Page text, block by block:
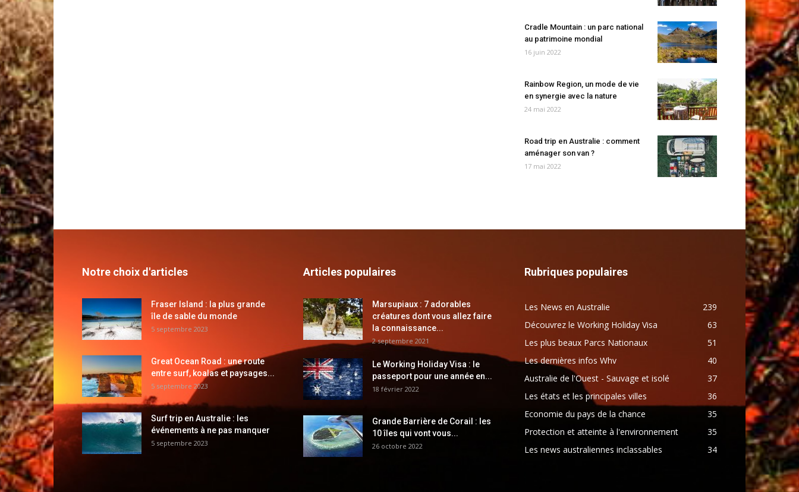
Cradle Mountain : un parc national
au patrimoine mondial
16 juin 2022
Rainbow Region, un mode de vie
en synergie avec la nature
24 mai 2022
Road trip en Australie : comment
aménager son van ?
17 mai 2022
Notre choix d'articles
Fraser Island : la plus grande
île de sable du monde
5 septembre 2023
Great Ocean Road : une route
entre surf, koalas et paysages...
5 septembre 2023
Surf trip en Australie : les
événements à ne pas manquer
5 septembre 2023
Articles populaires
Marsupiaux : 7 adorables
créatures dont vous allez faire
la connaissance...
2 septembre 2021
Le Working Holiday Visa : le
passeport pour une année en...
18 février 2022
Grande Barrière de Corail : les
10 îles qui vont vous...
26 octobre 2022
Rubriques populaires
Les News en Australie
239
Découvrez le Working Holiday Visa
63
Les plus beaux Parcs Nationaux
51
Les dernières infos Whv
40
Australie de l'Ouest - Sauvage et isolé
37
Les états et les principales villes
36
Economie du pays de la chance
35
Protection et atteinte à l'environnement
35
Les news australiennes inclassables
34